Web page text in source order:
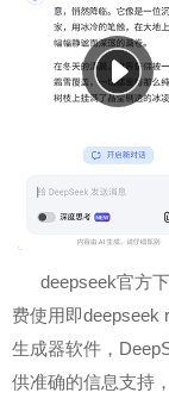
deepseek官方
费使用即deepseek
生成器软件，
供准确的信息支持